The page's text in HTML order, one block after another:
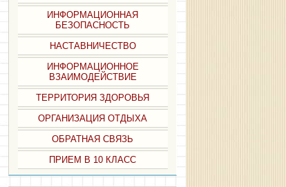
ИНФОРМАЦИОННАЯ
БЕЗОПАСНОСТЬ
НАСТАВНИЧЕСТВО
ИНФОРМАЦИОННОЕ
ВЗАИМОДЕЙСТВИЕ
ТЕРРИТОРИЯ ЗДОРОВЬЯ
ОРГАНИЗАЦИЯ ОТДЫХА
ОБРАТНАЯ СВЯЗЬ
ПРИЕМ В 10 КЛАСС